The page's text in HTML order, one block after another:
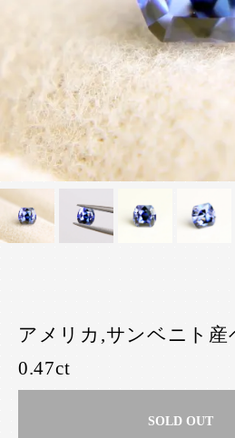
アメリカ,サンベニト産
0.47ct
SOLD OUT